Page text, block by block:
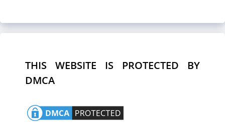
THIS WEBSITE IS PROTECTED BY
DMCA